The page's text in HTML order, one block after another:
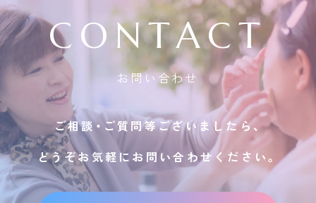
CONTACT
お問い合わせ
ご相談・ご質問等ございましたら、
どうぞお気軽にお問い合わせください。